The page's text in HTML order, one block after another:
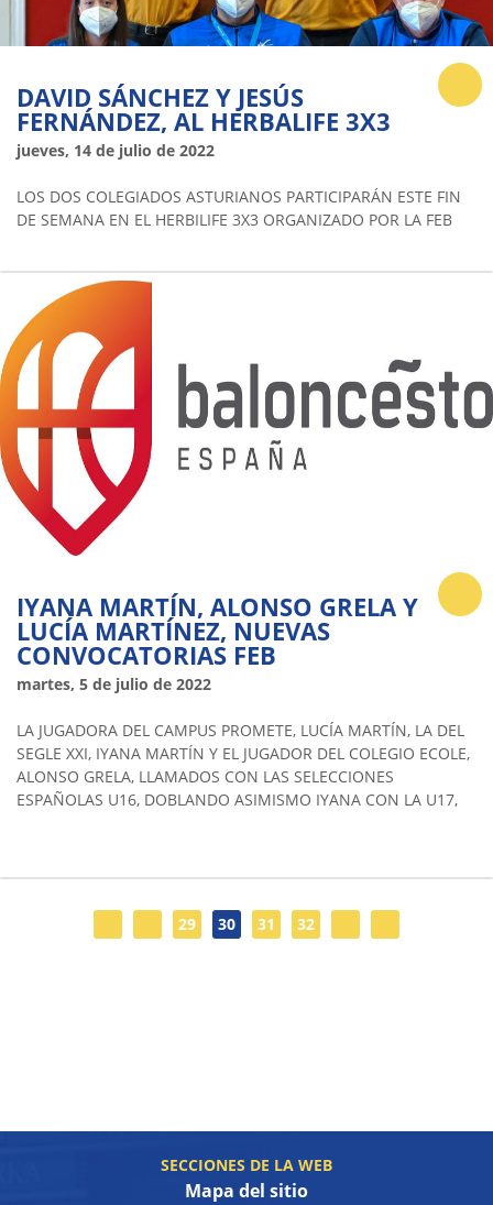
DAVID SÁNCHEZ Y JESÚS
FERNÁNDEZ, AL HERBALIFE 3X3
jueves, 14 de julio de 2022
LOS DOS COLEGIADOS ASTURIANOS PARTICIPARÁN ESTE FIN
DE SEMANA EN EL HERBILIFE 3X3 ORGANIZADO POR LA FEB
IYANA MARTÍN, ALONSO GRELA Y
LUCÍA MARTÍNEZ, NUEVAS
CONVOCATORIAS FEB
martes, 5 de julio de 2022
LA JUGADORA DEL CAMPUS PROMETE, LUCÍA MARTÍN, LA DEL
SEGLE XXI, IYANA MARTÍN Y EL JUGADOR DEL COLEGIO ECOLE,
ALONSO GRELA, LLAMADOS CON LAS SELECCIONES
ESPAÑOLAS U16, DOBLANDO ASIMISMO IYANA CON LA U17,
29 30 31 32
SECCIONES DE LA WEB
Mapa del sitio